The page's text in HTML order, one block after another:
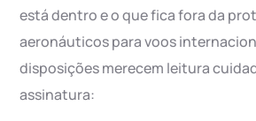
está dentro e o que fica fora da
aeronáuticos para voos
disposições merecem leitura
assinatura: